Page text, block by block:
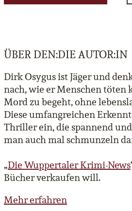
ÜBER DEN:DIE AUTOR:IN
Dirk Osygus ist Jäger und
nach, wie er Menschen töten
Mord zu begeht, ohne
Diese umfangreichen
Thriller ein, die spannend
man auch mal schmunzeln
„Die Wuppertaler Krimi-News
Bücher verkaufen will.
Mehr erfahren